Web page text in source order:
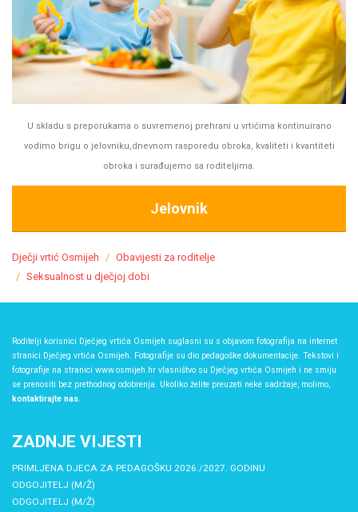
U skladu s preporukama o suvremenoj prehrani u vrtićima kontinuirano
vodimo brigu o jelovniku,dnevnom rasporedu obroka, kvaliteti i kvantiteti
obroka i surađujemo sa roditeljima.
Jelovnik
Dječji vrtić Osmijeh
Obavijesti za roditelje
Seksualnost u dječjoj dobi
Roditelji korisnici Dječjeg vrtića Osmijeh suglasni su s objavom fotografija na internet
stranici Dječjeg vrtića Osmijeh. Fotografije su dio pedagoške dokumentacije. Tekstovi i
fotografije na stranici www.osmijeh.hr vlasništvo su Dječjeg vrtića Osmijeh i ne smiju
se prenositi bez prethodnog odobrenja. Ukoliko želite preuzeti neke sadržaje, molimo,
kontaktirajte nas.
ZADNJE VIJESTI
PRIMLJENA DJECA ZA PEDAGOŠKU 2026./2027. GODINU
ODGOJITELJ (M/Ž)
ODGOJITELJ (M/Ž)